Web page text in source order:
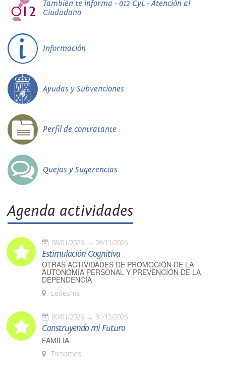
También te informa - 012 CyL - Atención al
Ciudadano
Información
Ayudas y Subvenciones
Perfil de contratante
Quejas y Sugerencias
Agenda actividades
08/01/2026 26/11/2026
Estimulación Cognitiva
OTRAS ACTIVIDADES DE PROMOCIÓN DE LA
AUTONOMÍA PERSONAL Y PREVENCIÓN DE LA
DEPENDENCIA
Ledesma
09/01/2026 31/12/2026
Construyendo mi Futuro
FAMILIA
Tamames